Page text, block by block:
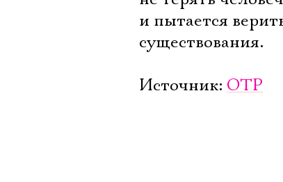
и пытается
существования.
Источник: ОТР